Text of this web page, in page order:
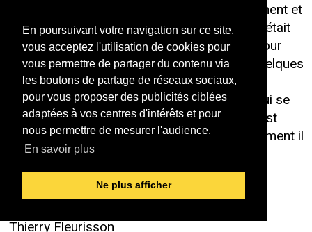
En poursuivant votre navigation sur ce site,
vous acceptez l'utilisation de cookies pour
vous permettre de partager du contenu via
les boutons de partage de réseaux sociaux,
pour vous proposer des publicités ciblées
adaptées à vos centres d'intérêts et pour
nous permettre de mesurer l'audience.
En savoir plus
Ne plus afficher
différent, moi j'aime ce qu'il fait tout simplement et
à aucun moment je n'ai pensé que Goldman était
une machine à faire des chansons clichés pour
renflouer son porte-monnaie... (JJ a écrit quelques
150 chansons et Barbelivien 1 500, là est la
différence). Enfin si maintenant pour ceux qui se
plaignent changer d'artistes !!! La musique est
accessible à tout le monde et à partir du moment il
faut commencer à réfléchir en écoutant une
simple chanson alors là cela devient trop
compliqué et il vaut mieux zapper...
Thierry Fleurisson